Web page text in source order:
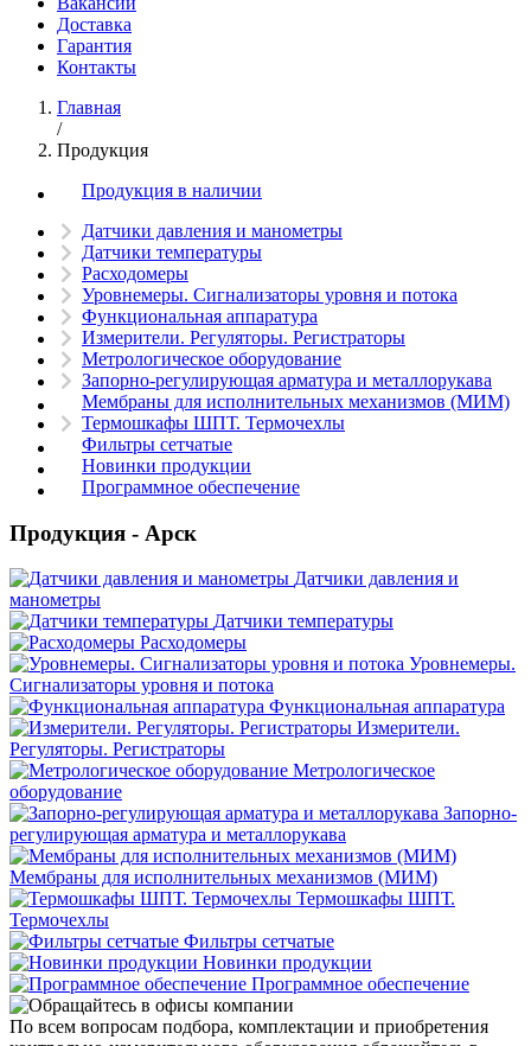
Доставка
Гарантия
Контакты
Главная
/
Продукция
Продукция в наличии
Датчики давления и манометры
Датчики температуры
Расходомеры
Уровнемеры. Сигнализаторы уровня и потока
Функциональная аппаратура
Измерители. Регуляторы. Регистраторы
Метрологическое оборудование
Запорно-регулирующая арматура и металлорукава
Мембраны для исполнительных механизмов (МИМ)
Термошкафы ШПТ. Термочехлы
Фильтры сетчатые
Новинки продукции
Программное обеспечение
Продукция - Арск
Датчики давления и
манометры
Датчики температуры
Расходомеры
Уровнемеры.
Сигнализаторы уровня и потока
Функциональная аппаратура
Измерители.
Регуляторы. Регистраторы
Метрологическое
оборудование
Запорно-
регулирующая арматура и металлорукава
Мембраны для исполнительных механизмов (МИМ)
Термошкафы ШПТ.
Термочехлы
Фильтры сетчатые
Новинки продукции
Программное обеспечение
По всем вопросам подбора, комплектации и приобретения